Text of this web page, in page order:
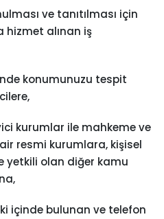
ve tanıtılması için
hizmet alınan iş
konumunuzu tespit
kurumlar ile mahkeme ve
resmi kurumlara, kişisel
yetkili olan diğer kamu
içinde bulunan ve telefon